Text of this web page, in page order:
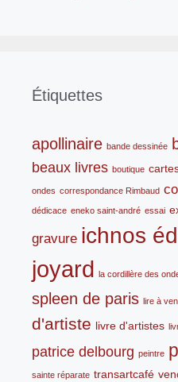
Étiquettes
apollinaire bande dessinée
beaux livres boutique
ondes correspondance Rimbaud
dédicace eneko saint-andré essai
gravure ichnos
joyard la cordillère des
spleen de paris lire à
d'artiste livre d'artistes
patrice delbourg peintre
sainte réparate transartcafé